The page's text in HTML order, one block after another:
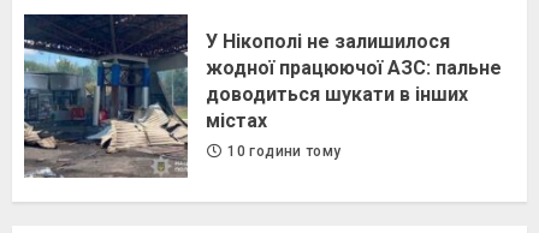
У Нікополі не залишилося
жодної працюючої АЗС: пальне
доводиться шукати в інших
містах
10 години тому